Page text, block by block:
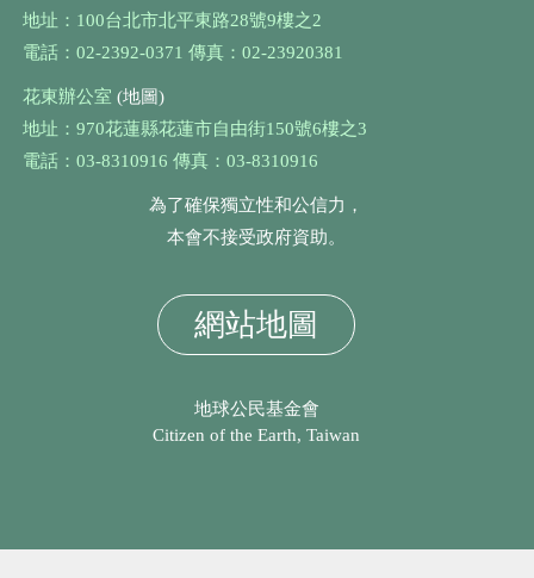
地址：100台北市北平東路28號9樓之2
電話：02-2392-0371 傳真：02-23920381
花東辦公室 (地圖)
地址：970花蓮縣花蓮市自由街150號6樓之3
電話：03-8310916 傳真：03-8310916
為了確保獨立性和公信力，
本會不接受政府資助。
網站地圖
地球公民基金會
Citizen of the Earth, Taiwan